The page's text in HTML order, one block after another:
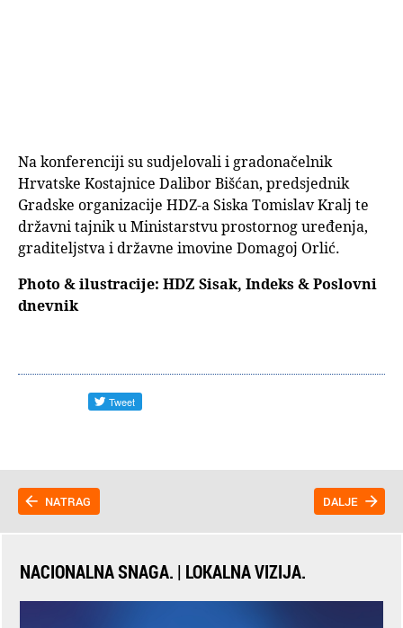
Na konferenciji su sudjelovali i gradonačelnik
Hrvatske Kostajnice Dalibor Bišćan, predsjednik
Gradske organizacije HDZ-a Siska Tomislav Kralj te
državni tajnik u Ministarstvu prostornog uređenja,
graditeljstva i državne imovine Domagoj Orlić.
Photo & ilustracije: HDZ Sisak, Indeks & Poslovni
dnevnik
NATRAG DALJE
NACIONALNA SNAGA. | LOKALNA VIZIJA.